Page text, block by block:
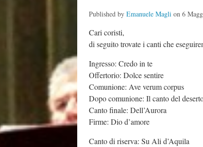
Published by Emanuele Maglion 6
Cari coristi,
di seguito trovate i canti che
Ingresso: Credo in te
Offertorio: Dolce sentire
Comunione: Ave verum corpus
Dopo comunione: Il canto del
Canto finale: Dell’Aurora
Firme: Dio d’amore
Canto di riserva: Su Ali d’Aquila